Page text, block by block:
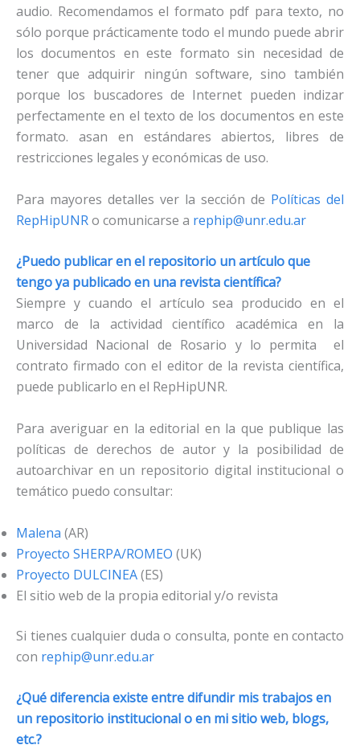
audio. Recomendamos el formato pdf para texto, no
sólo porque prácticamente todo el mundo puede abrir
los documentos en este formato sin necesidad de
tener que adquirir ningún software, sino también
porque los buscadores de Internet pueden indizar
perfectamente en el texto de los documentos en este
formato. asan en estándares abiertos, libres de
restricciones legales y económicas de uso.
Para mayores detalles ver la sección de Políticas del
RepHipUNRo comunicarse a rephip@unr.edu.ar
¿Puedo publicar en el repositorio un artículo que
tengo ya publicado en una revista científica?
Siempre y cuando el artículo sea producido en el
marco de la actividad científico académica en la
Universidad Nacional de Rosario y lo permita el
contrato firmado con el editor de la revista científica,
puede publicarlo en el RepHipUNR.
Para averiguar en la editorial en la que publique las
políticas de derechos de autor y la posibilidad de
autoarchivar en un repositorio digital institucional o
temático puedo consultar:
Malena (AR)
Proyecto SHERPA/ROMEO (UK)
Proyecto DULCINEA(ES)
El sitio web de la propia editorial y/o revista
Si tienes cualquier duda o consulta, ponte en contacto
con rephip@unr.edu.ar
¿Qué diferencia existe entre difundir mis trabajos en
un repositorio institucional o en mi sitio web, blogs,
etc.?